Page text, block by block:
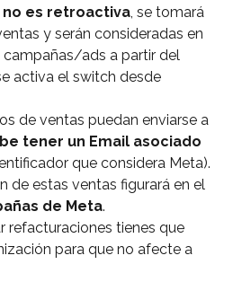
no es retroactiva , se tomará
y serán consideradas en
ads a partir del
activa el switch desde
de ventas puedan enviarse a
tener un Email asociado
que considera Meta).
de estas ventas figurará en el
de Meta.
refacturaciones tienes que
para que no afecte a